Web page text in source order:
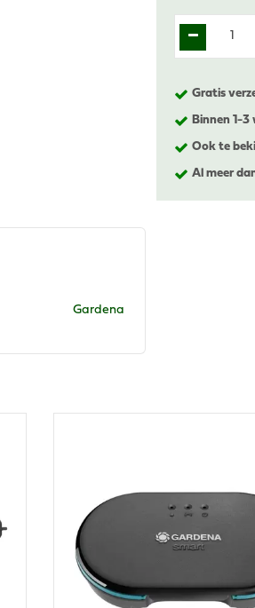
Gratis
Binnen 1-3
Ook te
Al meer
Gardena